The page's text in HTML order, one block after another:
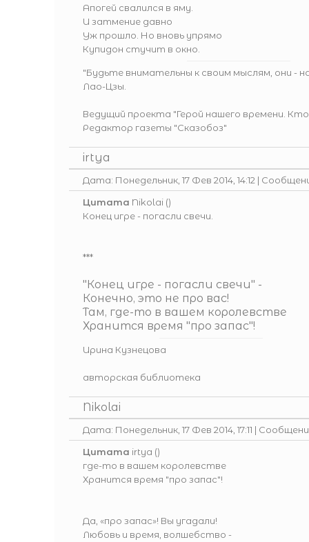
Апогей свалился в яму.
И затмение давно
Уж прошло. Но вновь упрямо
Купидон стучит в окно.
"Будьте внимательны к своим мыслям, они -
Лао-Цзы.
Ведущий проекта "Герой нашего времени.
Редактор газеты "Сказобоз"
irtya
Дата: Понедельник, 17 Фев 2014, 14:12 |
Цитата Nikolai ()
Конец игре - погасли свечи.
***
"Конец игре - погасли свечи" -
Конечно, это не про вас!
Там, где-то в вашем королевстве
Хранится время "про запас"!
Ирина Кузнецова
авторская библиотека
Nikolai
Дата: Понедельник, 17 Фев 2014, 17:11 |
Цитата irtya ()
где-то в вашем королевстве
Хранится время "про запас"!
Да, «про запас»! Вы угадали!
Любовь и время, волшебство -